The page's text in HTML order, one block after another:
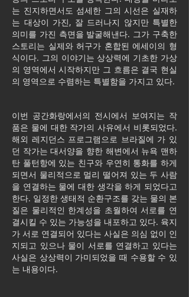
는 진지하면서도 섬세한 그의 시선은 실재하
는 대상이 가진, 잘 드러나지 않지만 특별한
의미를 가진 측면을 발굴해낸다. 그가 구축한
스토리는 실제와 허구가 혼합된 에세이의 형
식이다. 그의 이야기는 상상력에 기초한 가상
의 영역에서 시작하지만 그 흐름은 결국 현실
의 영역으로 수렴하는 특별함을 가지고 있다.
이번 공간화랑에서의 전시에서 보여지는 작
품은 물에 대한 작가의 사유에서 비롯되었다.
해외 레지던스 프로그램으로 브라질에 가 있
던 작가는 대서양을 향한 해변에서 뉴욕 맨하
탄 풀턴항에 있는 친구와 우연히 통화를 하게
되면서 물리적으로 멀리 떨어져 있는 두 사람
을 연결하는 물에 대한 생각을 하게 되었다고
한다. 일정한 생태적 순환구조를 갖는 물의 본
질은 물리적인 한계성을 초월하여 서로를 연
결시킬 수 있는 가능성을 내포하고 있다. 육지
가 서로 연결되어 있다는 사실은 의심 없이 인
지되고 있으나 물이 서로를 연결하고 있다는
사실은 상상력이 가미되었을 때 수용할 수 있
는 내용이다.